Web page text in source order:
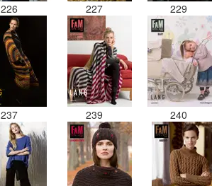
226 227 229
237 239 240